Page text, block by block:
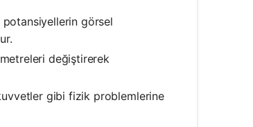
görsel
değiştirerek
gibi fizik problemlerine